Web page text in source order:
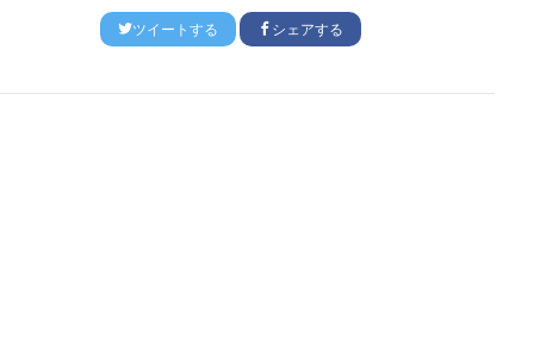
ツイートする シェアする